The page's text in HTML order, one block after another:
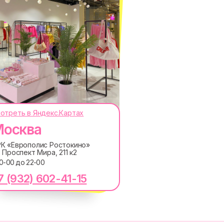
(932) 602-41-15
«Европолис Ростокино»
Проспект Мира, 211 к2
00 до 22-00
в Яндекс.Картах
с Политикой обработки персональных
электронных сообщений
ПРИГЛАШЕНИЯ НА
НОВИНОК РАНЬШЕ ВСЕХ